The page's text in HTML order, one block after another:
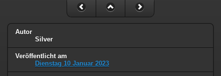
Autor
Silver
Veröffentlicht am
Dienstag 10 Januar 2023